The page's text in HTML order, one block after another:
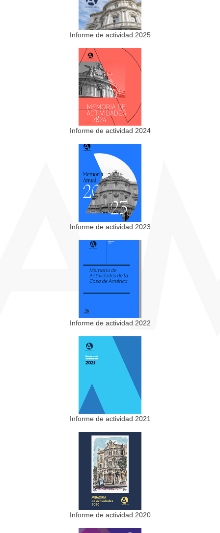
Informe de actividad 2025
Informe de actividad 2024
Informe de actividad 2023
Informe de actividad 2022
Informe de actividad 2021
Informe de actividad 2020